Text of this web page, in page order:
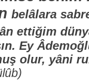
belâlara
ettiğim
Ey
olur, yâni